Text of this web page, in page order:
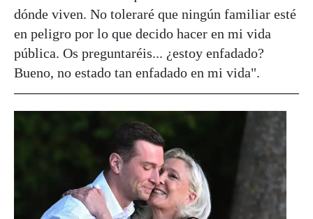
dónde viven. No toleraré que ningún familiar esté
en peligro por lo que decido hacer en mi vida
pública. Os preguntaréis... ¿estoy enfadado?
Bueno, no estado tan enfadado en mi vida".